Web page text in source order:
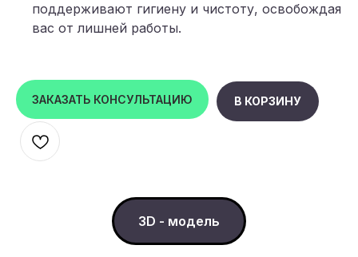
поддерживают гигиену и чистоту, освобождая
вас от лишней работы.
ЗАКАЗАТЬ КОНСУЛЬТАЦИЮ В КОРЗИНУ
3D - модель
ФУНКЦИЙ
>20 РЕЖИМОВ